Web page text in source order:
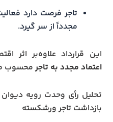
تاجر فرصت دارد
مجدداً از سر گیرد.
این قرارداد علاوه‌بر اثر
اعتماد مجدد به تاجرمحسوب
تحلیل رأی وحدت رویه دیوان
بازداشت تاجر ورشکسته